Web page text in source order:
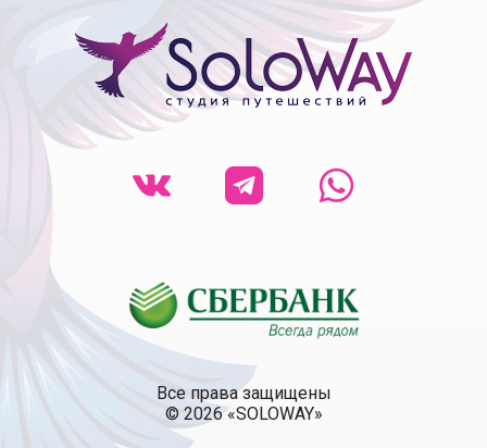
Все права защищены
© 2026 «SOLOWAY»